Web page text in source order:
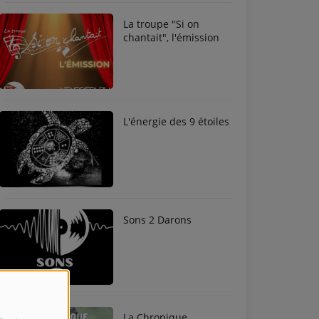
La troupe "Si on
chantait", l'émission
L'énergie des 9 étoiles
Sons 2 Darons